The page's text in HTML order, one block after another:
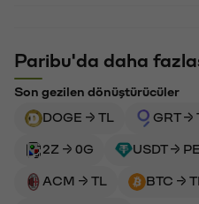
Paribu'da daha
Son gezilen dönüştürücüler
DOGE → TL
GRT →
2Z → 0G USDT →
ACM → TL BTC → TL